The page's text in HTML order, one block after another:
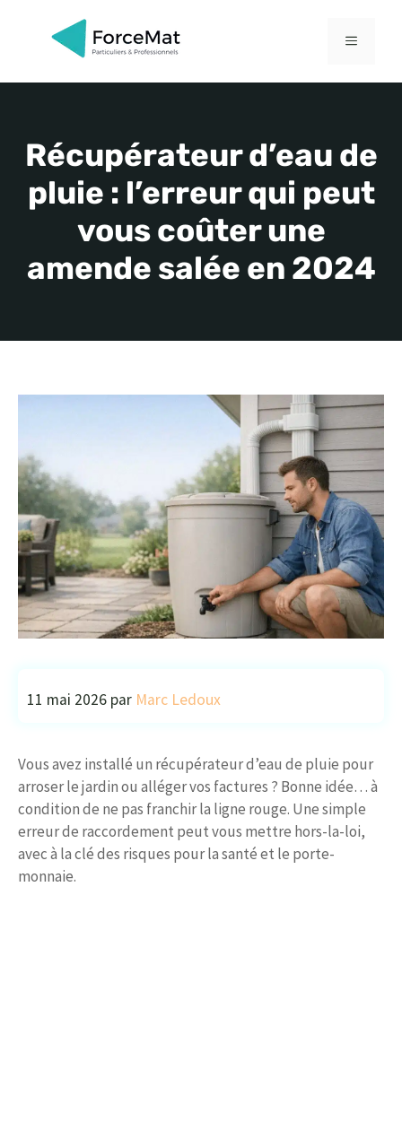
MENU
Récupérateur d’eau de
pluie : l’erreur qui peut
vous coûter une
amende salée en 2024
11 mai 2026 par Marc Ledoux
Vous avez installé un récupérateur d’eau de pluie pour
arroser le jardin ou alléger vos factures ? Bonne idée… à
condition de ne pas franchir la ligne rouge. Une simple
erreur de raccordement peut vous mettre hors-la-loi,
avec à la clé des risques pour la santé et le porte-
monnaie.